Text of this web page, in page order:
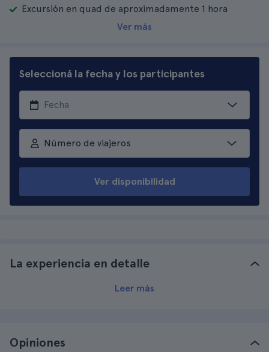
Excursión en quad de aproximadamente 1 hora
Ver más
Seleccioná la fecha y los participantes
Número de viajeros
Ver disponibilidad
La experiencia en detalle
Leer más
Opiniones